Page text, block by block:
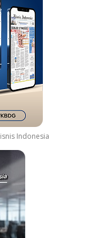
Indonesia